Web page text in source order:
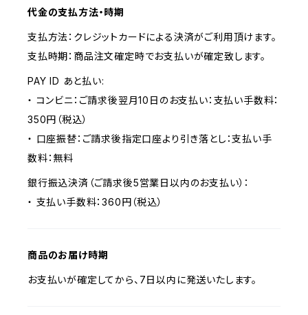
代金の支払方法・時期
支払方法：クレジットカードによる決済がご利用頂けます。
支払時期：商品注文確定時でお支払いが確定致します。
PAY ID あと払い:
・ コンビニ：ご請求後翌月10日のお支払い：支払い手数料：
350円（税込）
・ 口座振替：ご請求後指定口座より引き落とし：支払い手
数料：無料
銀行振込決済（ご請求後5営業日以内のお支払い）：
・ 支払い手数料：360円（税込）
商品のお届け時期
お支払いが確定してから、7日以内に発送いたします。